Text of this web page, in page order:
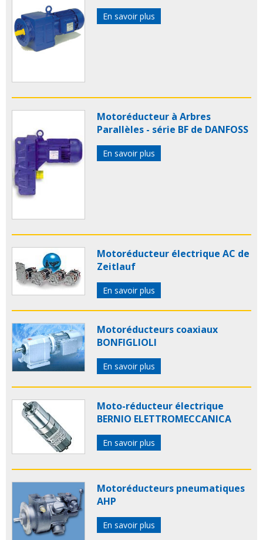
En savoir plus
Motoréducteur à Arbres
Parallèles - série BF de DANFOSS
En savoir plus
Motoréducteur électrique AC de
Zeitlauf
En savoir plus
Motoréducteurs coaxiaux
BONFIGLIOLI
En savoir plus
Moto-réducteur électrique
BERNIO ELETTROMECCANICA
En savoir plus
Motoréducteurs pneumatiques
AHP
En savoir plus